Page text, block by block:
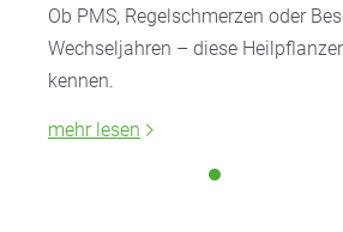
Ob PMS, Regelschmerzen oder
Wechseljahren – diese
kennen.
mehr lesen